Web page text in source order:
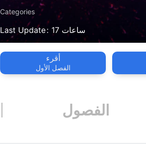
أقرء
الفصل الأول
Last Update 17 ساعات
Categories
الفصول